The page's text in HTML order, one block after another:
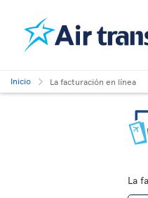
Inicio La facturación en línea
La